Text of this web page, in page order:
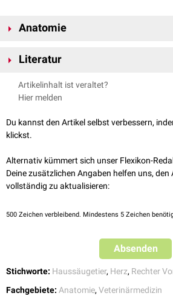
Anatomie
Ostium sinus coronarii in den rechten Vorhof.
caudalis.
Das Ostium sinus coronarii wird durch einen
sinus coronarii), die einen geregeltenBlutstrom
ermöglicht.
Literatur
Nickel, Richard, August Schummer, Eugen
Kreislaufsystem. Lehrbuch der Anatomie
Artikelinhalt ist veraltet?
Hier melden
Du kannst den Artikel selbst verbessern,
klickst.
Alternativ kümmert sich unser Flexikon-
Deine zusätzlichen Angaben helfen uns, den
vollständig zu aktualisieren:
500 Zeichen verbleibend. Mindestens 5 Zeichen
Absenden
Stichworte: Haussäugetier, Herz, Rechter
Fachgebiete: Anatomie, Veterinärmedizin